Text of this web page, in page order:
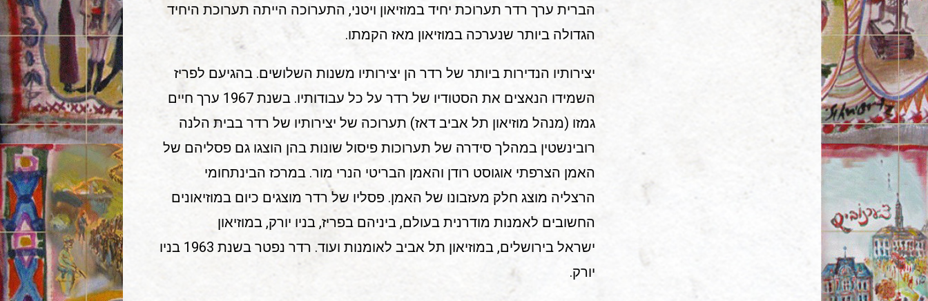
הברית ערך רדר תערוכת יחיד במוזיאון ויטני, התערוכה הייתה תערוכת היחיד
הגדולה ביותר שנערכה במוזיאון מאז הקמתו.
יצירותיו הנדירות ביותר של רדר הן יצירותיו משנות השלושים. בהגיעם לפריז
השמידו הנאצים את הסטודיו של רדר על כל עבודותיו. בשנת 1967 ערך חיים
גמזו (מנהל מוזיאון תל אביב דאז) תערוכה של יצירותיו של רדר בבית הלנה
רובינשטין במהלך סידרה של תערוכות פיסול שונות בהן הוצגו גם פסליהם של
האמן הצרפתי אוגוסט רודן והאמן הבריטי הנרי מור. במרכז הבינתחומי
הרצליה מוצג חלק מעזבונו של האמן. פסליו של רדר מוצגים כיום במוזיאונים
החשובים לאמנות מודרנית בעולם, ביניהם בפריז, בניו יורק, במוזיאון
ישראל בירושלים, במוזיאון תל אביב לאומנות ועוד. רדר נפטר בשנת 1963 בניו
יורק.